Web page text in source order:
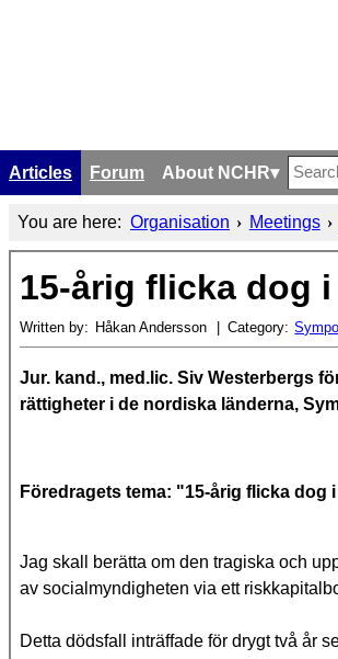
Articles Forum About NCHR
Type
You are here: Organisation Meetings
15-årig flicka dog
Written by: Håkan Andersson Category:
Jur. kand., med.lic. Siv Westerbergs
rättigheter i de nordiska länderna,
Föredragets tema: "15-årig flicka dog
Jag skall berätta om den tragiska och
av socialmyndigheten via ett
Detta dödsfall inträffade för drygt två år